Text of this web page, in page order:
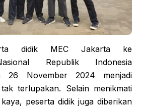
didik MEC Jakarta ke
Republik Indonesia
26 November 2024 menjadi
terlupakan. Selain menikmati
peserta didik juga diberikan